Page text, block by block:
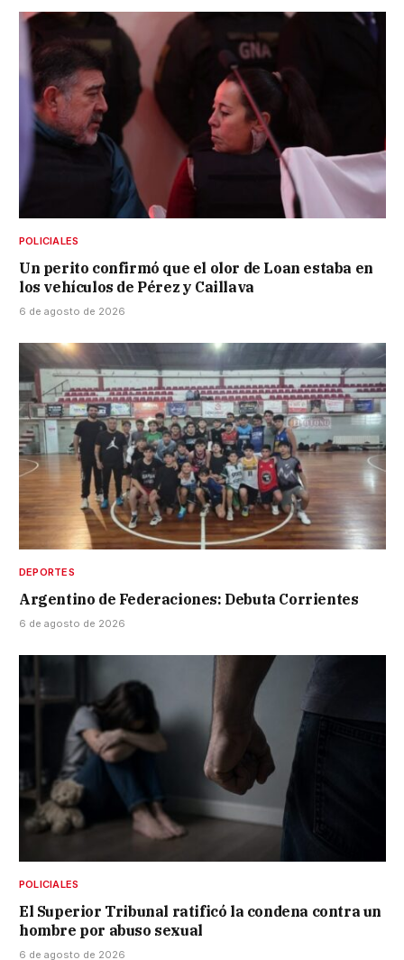
POLICIALES
Un perito confirmó que el olor de Loan estaba en
los vehículos de Pérez y Caillava
6 de agosto de 2026
DEPORTES
Argentino de Federaciones: Debuta Corrientes
6 de agosto de 2026
POLICIALES
El Superior Tribunal ratificó la condena contra un
hombre por abuso sexual
6 de agosto de 2026